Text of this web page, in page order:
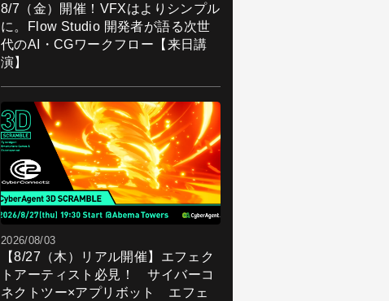
8/7（金）開催！VFXはよりシンプル
に。Flow Studio 開発者が語る次世
代のAI・CGワークフロー【来日講
演】
2026/08/03
【8/27（木）リアル開催】エフェク
トアーティスト必見！ サイバーコ
ネクトツー×アプリボット エフェ